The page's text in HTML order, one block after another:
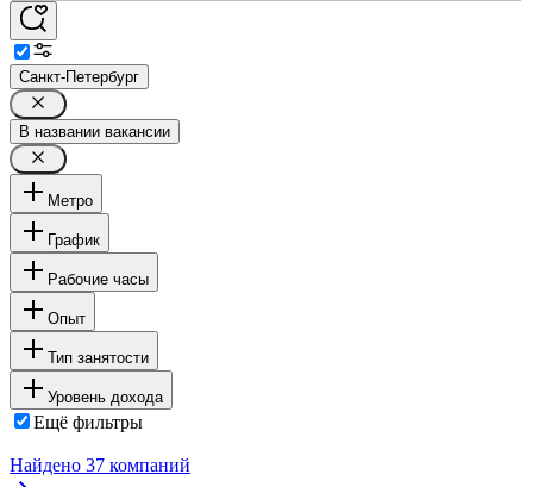
Санкт-Петербург
В названии вакансии
Метро
График
Рабочие часы
Опыт
Тип занятости
Уровень дохода
Ещё фильтры
Найдено 37 компаний